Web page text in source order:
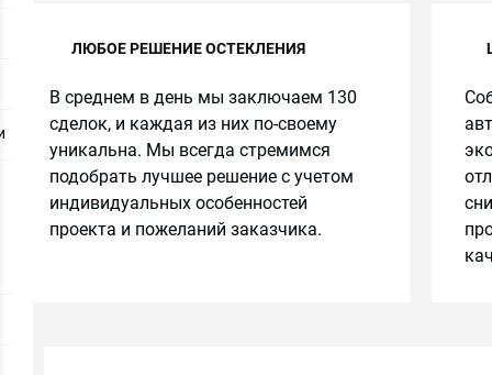
ЛЮБОЕ РЕШЕНИЕ ОСТЕКЛЕНИЯ
В среднем в день мы заключаем 130
сделок, и каждая из них по-своему
уникальна. Мы всегда стремимся
подобрать лучшее решение с учетом
индивидуальных особенностей
проекта и пожеланий заказчика.